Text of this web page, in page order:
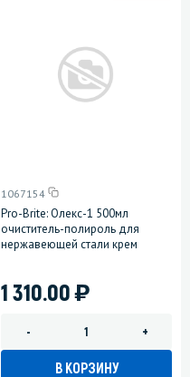
1067154
Pro-Brite: Олекс-1 500мл
очиститель-полироль для
нержавеющей стали крем
1 310.00)
- +
В КОРЗИНУ